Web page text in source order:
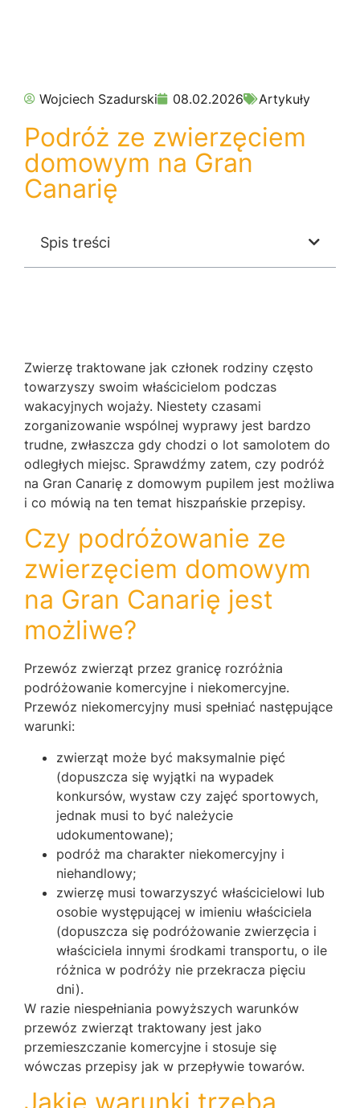
Wojciech Szadurski 08.02.2026 Artykuły
Podróż ze zwierzęciem
domowym na Gran
Canarię
Spis treści
Zwierzę traktowane jak członek rodziny często
towarzyszy swoim właścicielom podczas
wakacyjnych wojaży. Niestety czasami
zorganizowanie wspólnej wyprawy jest bardzo
trudne, zwłaszcza gdy chodzi o lot samolotem do
odległych miejsc. Sprawdźmy zatem, czy podróż
na Gran Canarię z domowym pupilem jest możliwa
i co mówią na ten temat hiszpańskie przepisy.
Czy podróżowanie ze
zwierzęciem domowym
na Gran Canarię jest
możliwe?
Przewóz zwierząt przez granicę rozróżnia
podróżowanie komercyjne i niekomercyjne.
Przewóz niekomercyjny musi spełniać następujące
warunki:
zwierząt może być maksymalnie pięć
(dopuszcza się wyjątki na wypadek
konkursów, wystaw czy zajęć sportowych,
jednak musi to być należycie
udokumentowane);
podróż ma charakter niekomercyjny i
niehandlowy;
zwierzę musi towarzyszyć właścicielowi lub
osobie występującej w imieniu właściciela
(dopuszcza się podróżowanie zwierzęcia i
właściciela innymi środkami transportu, o ile
różnica w podróży nie przekracza pięciu
dni).
W razie niespełniania powyższych warunków
przewóz zwierząt traktowany jest jako
przemieszczanie komercyjne i stosuje się
wówczas przepisy jak w przepływie towarów.